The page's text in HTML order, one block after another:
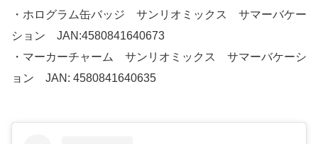
・ホログラム缶バッジ サンリオミックス サマーバケー
ション JAN:4580841640673
・マーカーチャーム サンリオミックス サマーバケーシ
ョン JAN: 4580841640635